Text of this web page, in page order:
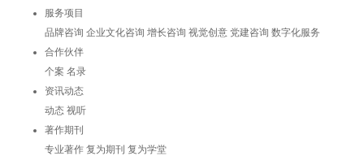
服务项目
品牌咨询 企业文化咨询 增长咨询 视觉创意 党建咨询 数字化服务
合作伙伴
个案 名录
资讯动态
动态 视听
著作期刊
专业著作 复为期刊 复为学堂